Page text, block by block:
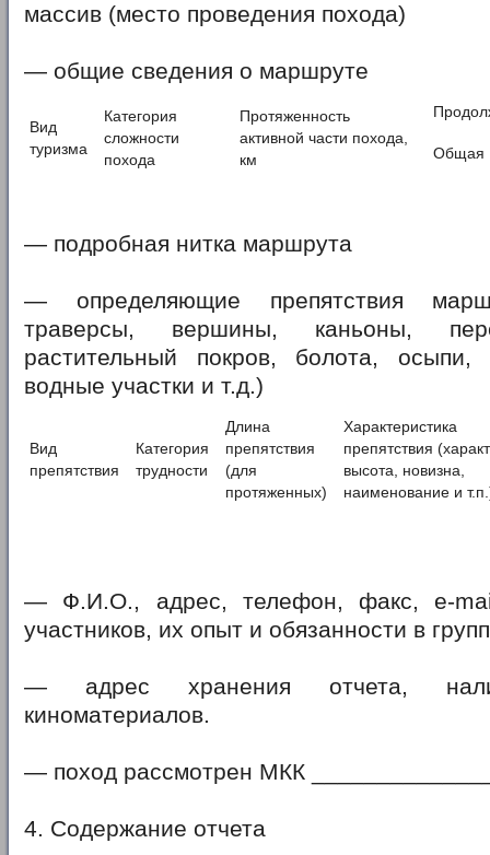
массив (место проведения похода)
— общие сведения о маршруте
Вид
туризма
Категория
сложности
похода
Протяженность
активной части похода,
км
Общая
— подробная нитка маршрута
— определяющие препятствия
траверсы, вершины, каньоны,
растительный покров, болота, осыпи,
водные участки и т.д.)
Вид
препятствия
Категория
трудности
Длина
препятствия
(для
протяженных)
Характеристика
препятствия
высота, новизна,
наименование и
— Ф.И.О., адрес, телефон, факс, e-
участников, их опыт и обязанности в
— адрес хранения отчета,
киноматериалов.
— поход рассмотрен МКК
4. Содержание отчета